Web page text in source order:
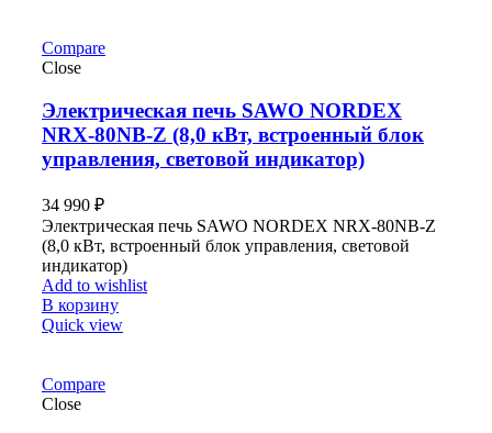
Compare
Close
Электрическая печь SAWO NORDEX
NRX-80NB-Z (8,0 кВт, встроенный блок
управления, световой индикатор)
34 990 ₽
Электрическая печь SAWO NORDEX NRX-80NB-Z
(8,0 кВт, встроенный блок управления, световой
индикатор)
Add to wishlist
В корзину
Quick view
Compare
Close